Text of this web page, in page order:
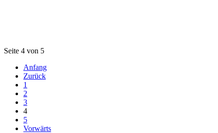
Seite 4 von 5
Anfang
Zurück
1
2
3
4
5
Vorwärts